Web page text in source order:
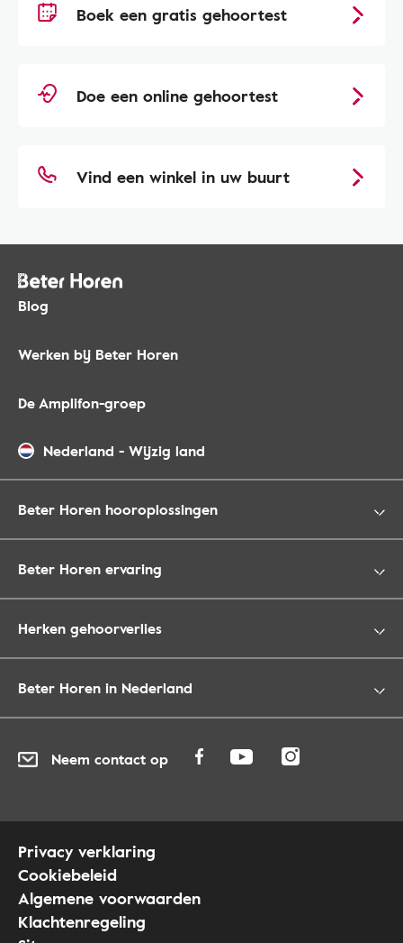
Boek een gratis gehoortest
Doe een online gehoortest
Vind een winkel in uw buurt
Blog
Werken bij Beter Horen
De Amplifon-groep
Nederland - Wijzig land
Beter Horen hooroplossingen
Beter Horen ervaring
Herken gehoorverlies
Beter Horen in Nederland
Neem contact op
Privacy verklaring
Cookiebeleid
Algemene voorwaarden
Klachtenregeling